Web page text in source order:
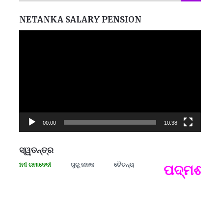
NETANKA SALARY PENSION
00:00 10:38
ସ୍ୱତନ୍ତ୍ର
ରମାଦେବୀ ଗୁରୁ ନାନକ ଚୈତନ୍ୟ ପଦ୍ମଶ୍ରୀ